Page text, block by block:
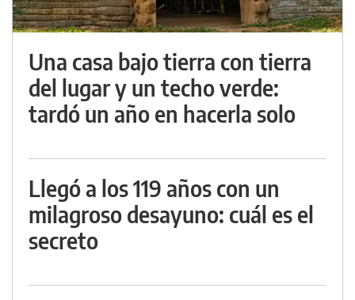
Una casa bajo tierra con tierra
del lugar y un techo verde:
tardó un año en hacerla solo
Llegó a los 119 años con un
milagroso desayuno: cuál es el
secreto